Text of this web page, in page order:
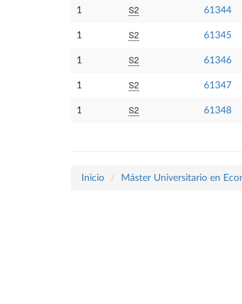
1 S2 61344
1 S2 61345
1 S2 61346
1 S2 61347
1 S2 61348
Inicio Máster Universitario en